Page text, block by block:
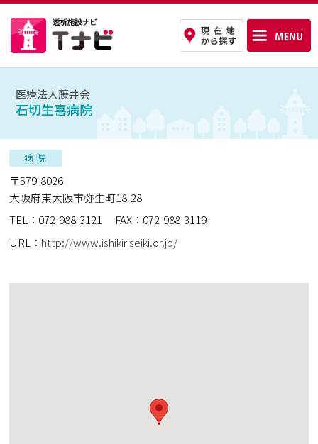
医療法人藤井会
石切生喜病院
〒579-8026
大阪府東大阪市弥生町18-28
TEL：072-988-3121
FAX：072-988-3119
URL： http://www.ishikiriseiki.or.jp/